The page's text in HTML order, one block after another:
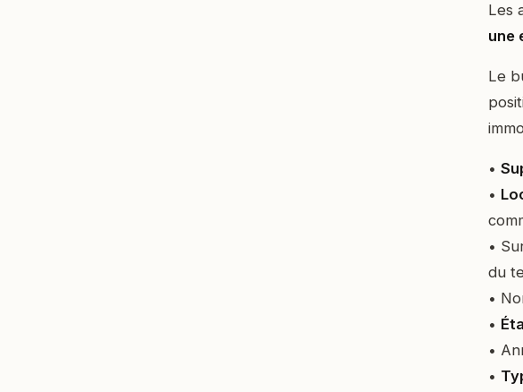
Les
une
Le
•
•
•
du
•
•
•
•